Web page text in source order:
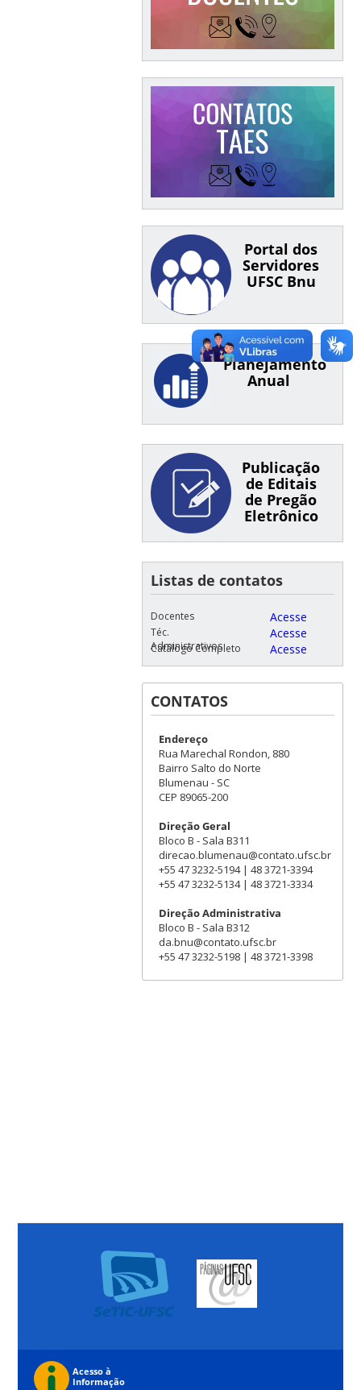
Portal dos
Servidores
UFSC Bnu
Planejamento
Anual
Publicação
de Editais
de Pregão
Eletrônico
Listas de contatos
Docentes Acesse
Téc.
Administrativos
Acesse
Catálogo Completo Acesse
CONTATOS
Endereço
Rua Marechal Rondon, 880
Bairro Salto do Norte
Blumenau - SC
CEP 89065-200
Direção Geral
Bloco B - Sala B311
direcao.blumenau@contato.ufsc.br
+55 47 3232-5194 | 48 3721-3394
+55 47 3232-5134 | 48 3721-3334
Direção Administrativa
Bloco B - Sala B312
da.bnu@contato.ufsc.br
+55 47 3232-5198 | 48 3721-3398